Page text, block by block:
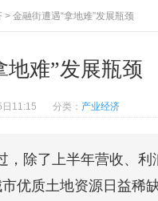
> 金融街遭遇“拿地难”发展瓶颈
地难”发展瓶颈
11:15 分类： 产业经济
，除了上半年营收、
优质土地资源日益稀缺